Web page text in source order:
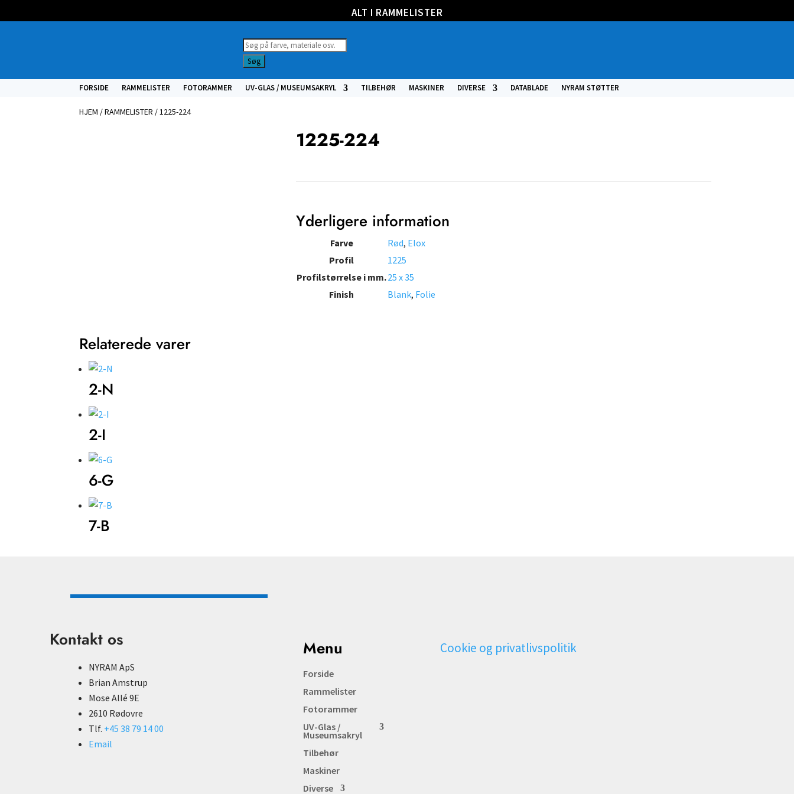
ALT I RAMMELISTER
Products
search
Søg
FORSIDE RAMMELISTER FOTORAMMER UV-GLAS / MUSEUMSAKRYL TILBEHØR MASKINER DIVERSE DATABLADE NYRAM STØTTER
HJEM /RAMMELISTER / 1225-224
1225-224
Yderligere information
Farve Rød, Elox
Profil
1225
Profilstørrelse i mm.25 x 35
Finish
Blank, Folie
Relaterede varer
2-N
2-I
6-G
7-B
Kontakt os
NYRAM ApS
Brian Amstrup
Mose Allé 9E
2610 Rødovre
Tlf. +45 38 79 14 00
Email
Menu
Forside
Rammelister
Fotorammer
UV-Glas /
Museumsakryl
Tilbehør
Maskiner
Diverse
Cookie og privatlivspolitik